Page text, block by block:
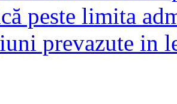
peste limita
prevazute in